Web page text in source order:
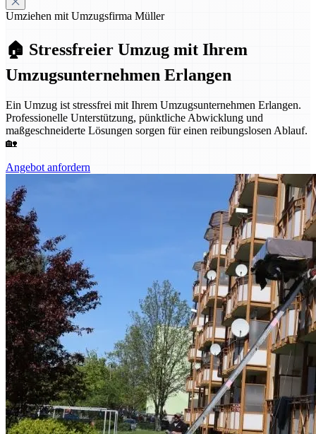
Umziehen mit Umzugsfirma Müller
🏠 Stressfreier Umzug mit Ihrem
Umzugsunternehmen Erlangen
Ein Umzug ist stressfrei mit Ihrem Umzugsunternehmen Erlangen.
Professionelle Unterstützung, pünktliche Abwicklung und
maßgeschneiderte Lösungen sorgen für einen reibungslosen Ablauf.
🏡
Angebot anfordern